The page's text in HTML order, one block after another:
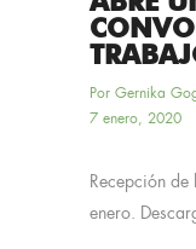
Por Gernika
7 enero, 2020
Recepción
enero.